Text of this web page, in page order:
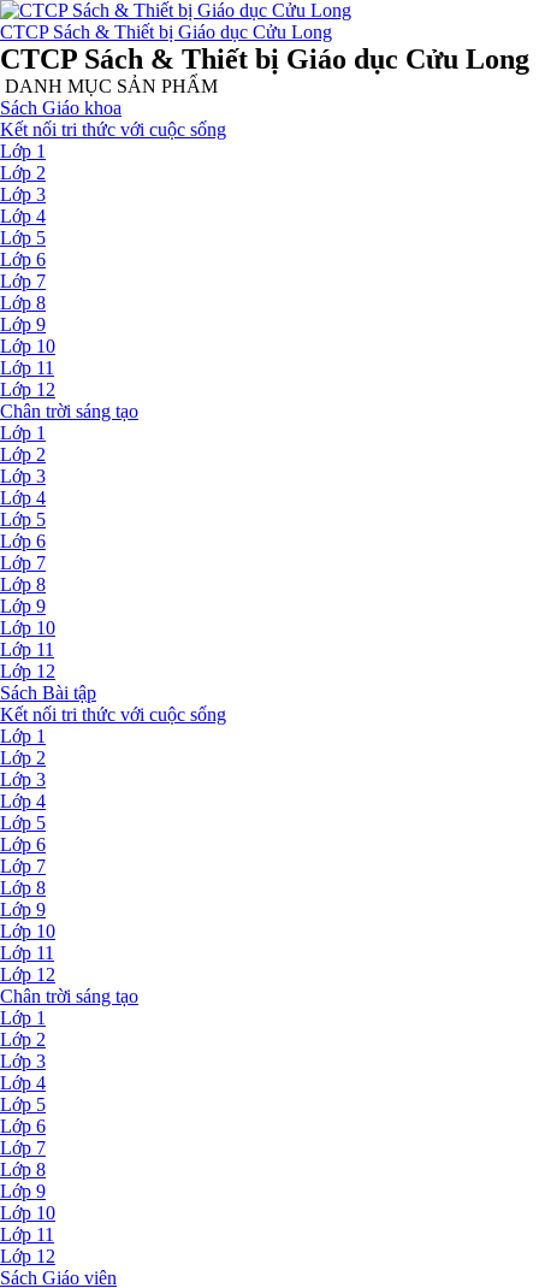
CTCP Sách & Thiết bị Giáo dục Cửu Long
CTCP Sách & Thiết bị Giáo dục Cửu Long
DANH MỤC SẢN PHẨM
Sách Giáo khoa
Kết nối tri thức với cuộc sống
Lớp 1
Lớp 2
Lớp 3
Lớp 4
Lớp 5
Lớp 6
Lớp 7
Lớp 8
Lớp 9
Lớp 10
Lớp 11
Lớp 12
Chân trời sáng tạo
Lớp 1
Lớp 2
Lớp 3
Lớp 4
Lớp 5
Lớp 6
Lớp 7
Lớp 8
Lớp 9
Lớp 10
Lớp 11
Lớp 12
Sách Bài tập
Kết nối tri thức với cuộc sống
Lớp 1
Lớp 2
Lớp 3
Lớp 4
Lớp 5
Lớp 6
Lớp 7
Lớp 8
Lớp 9
Lớp 10
Lớp 11
Lớp 12
Chân trời sáng tạo
Lớp 1
Lớp 2
Lớp 3
Lớp 4
Lớp 5
Lớp 6
Lớp 7
Lớp 8
Lớp 9
Lớp 10
Lớp 11
Lớp 12
Sách Giáo viên